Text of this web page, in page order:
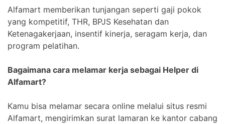
Alfamart memberikan tunjangan seperti gaji pokok
yang kompetitif, THR, BPJS Kesehatan dan
Ketenagakerjaan, insentif kinerja, seragam kerja, dan
program pelatihan.
Bagaimana cara melamar kerja sebagai Helper di
Alfamart?
Kamu bisa melamar secara online melalui situs resmi
Alfamart, mengirimkan surat lamaran ke kantor cabang